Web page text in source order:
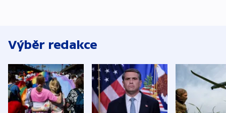
Výběr redakce